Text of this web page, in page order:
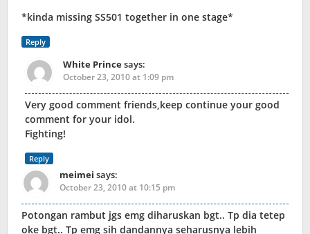
*kinda missing SS501 together in one stage*
Reply
White Princesays:
October 23, 2010 at 1:09 pm
Very good comment friends,keep continue your good
comment for your idol.
Fighting!
Reply
meimei says:
October 23, 2010 at 10:15 pm
Potongan rambut jgs emg diharuskan bgt.. Tp dia tetep
oke bgt.. Tp emg sih dandannya seharusnya lebih